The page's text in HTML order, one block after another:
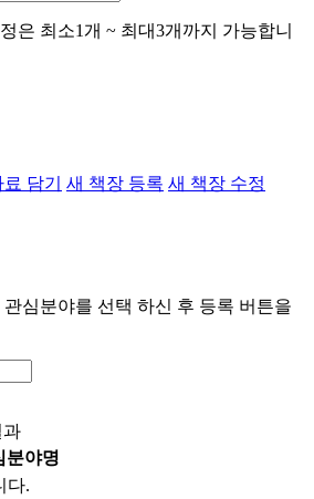
은 최소1개 ~ 최대3개까지 가능합니
담기 새 책장 등록 새 책장 수정
심분야를 선택 하신 후 등록 버튼을
분야명
다.